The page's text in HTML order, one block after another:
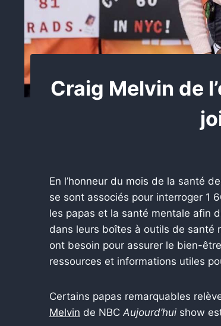
Craig Melvin de
En l’honneur du mois de la santé
se sont associés pour interroger 1
les papas et la santé mentale afin
dans leurs boîtes à outils de
ont besoin pour assurer le bien-
ressources et informations utiles
Certains papas remarquables
Melvin de NBC Aujourd’hui show